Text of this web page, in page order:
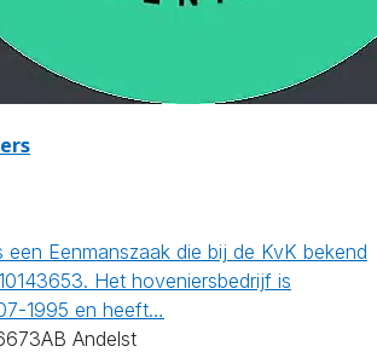
een Eenmanszaak die bij de KvK bekend
Het hoveniersbedrijf is
1995 en heeft…
Andelst